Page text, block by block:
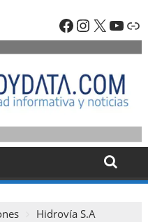
Facebook
X
Hidrovía S.A